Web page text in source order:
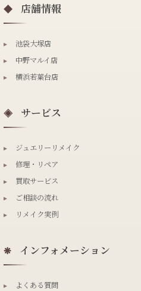
◆ 店舗情報
▸
池袋大塚店
▸
中野マルイ店
▸
横浜若葉台店
◈ サービス
▸
ジュエリーリメイク
▸
修理・リペア
▸
買取サービス
▸
ご相談の流れ
▸
リメイク実例
❋ インフォメーション
▸
よくある質問